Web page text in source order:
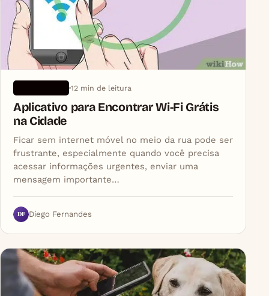
12 min de leitura
Aplicativo para Encontrar Wi‑Fi Grátis
na Cidade
Ficar sem internet móvel no meio da rua pode ser
frustrante, especialmente quando você precisa
acessar informações urgentes, enviar uma
mensagem importante…
DF Diego Fernandes